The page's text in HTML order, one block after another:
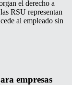
el derecho a
RSU representan
al empleado sin
empresas